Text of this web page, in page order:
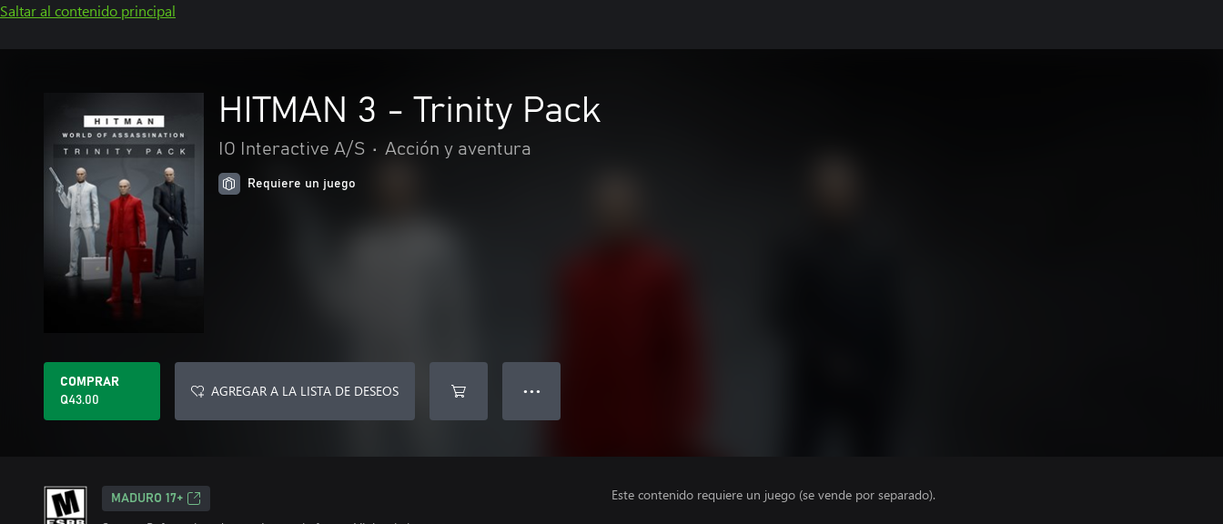
Saltar al contenido principal
HITMAN 3 - Trinity Pack
IO Interactive A/S • Acción y aventura
Requiere un juego
COMPRAR
Q43.00
AGREGAR A LA LISTA DE DESEOS ● ● ●
MADURO 17+ Este contenido requiere un juego (se vende por separado).